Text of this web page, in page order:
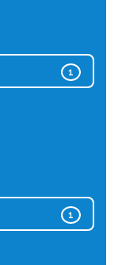
1
1